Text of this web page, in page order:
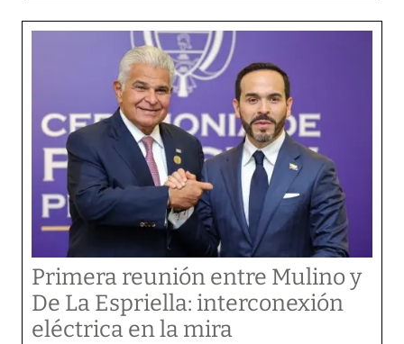
Primera reunión entre Mulino y
De La Espriella: interconexión
eléctrica en la mira